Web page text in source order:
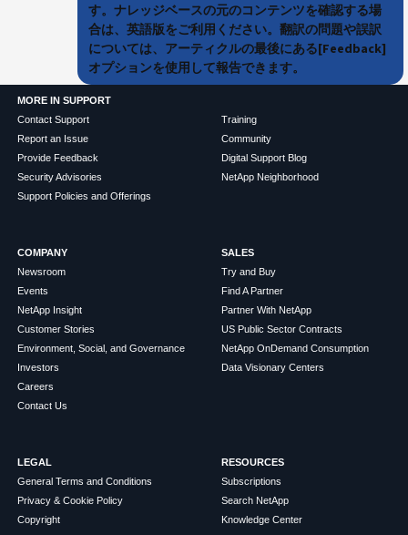
す。ナレッジベースの元のコンテンツを確認する場
合は、英語版をご利用ください。翻訳の問題や誤訳
については、アーティクルの最後にある[Feedback]
オプションを使用して報告できます。
MORE IN SUPPORT
Contact Support
Report an Issue
Provide Feedback
Security Advisories
Support Policies and Offerings
Training
Community
Digital Support Blog
NetApp Neighborhood
COMPANY
Newsroom
Events
NetApp Insight
Customer Stories
Environment, Social, and Governance
Investors
Careers
Contact Us
SALES
Try and Buy
Find A Partner
Partner With NetApp
US Public Sector Contracts
NetApp OnDemand Consumption
Data Visionary Centers
LEGAL
General Terms and Conditions
Privacy & Cookie Policy
Copyright
RESOURCES
Subscriptions
Search NetApp
Knowledge Center